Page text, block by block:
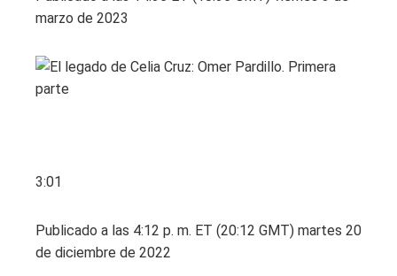
marzo de 2023
3:01
Publicado a las 4:12 p. m. ET (20:12 GMT) martes 20
de diciembre de 2022